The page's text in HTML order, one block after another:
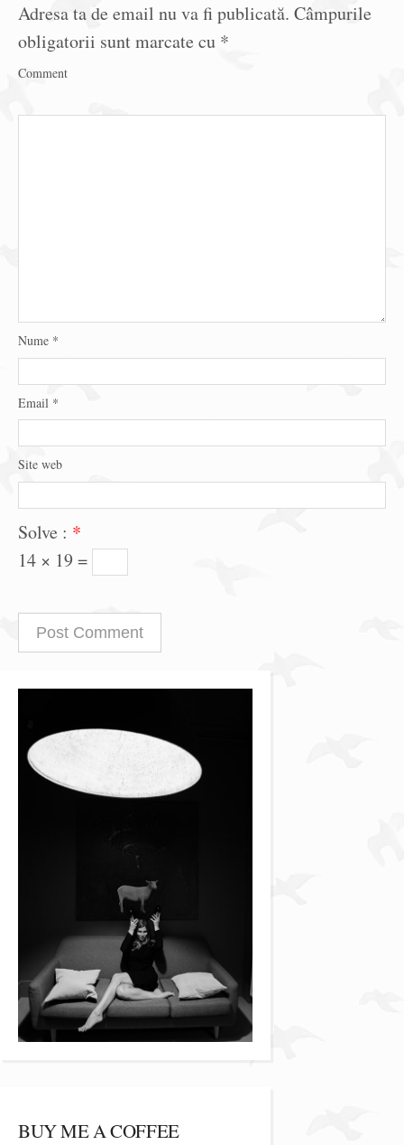
Adresa ta de email nu va fi publicată. Câmpurile
obligatorii sunt marcate cu *
Comment
Nume *
Email *
Site web
Solve : *
14 × 19 =
BUY ME A COFFEE